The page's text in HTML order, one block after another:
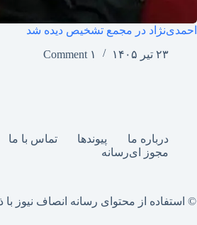
احمدی‌نژاد در مجمع تشخیص دیده شد
۲۳ تیر ۱۴۰۵
۱ Comment
درباره ما پیوندها تماس با ما
مجوز ای‌رسانه
© استفاده از محتوای رسانه انصاف نیوز با